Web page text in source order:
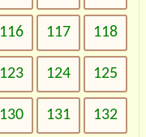
116 117 118
123 124 125
130 131 132